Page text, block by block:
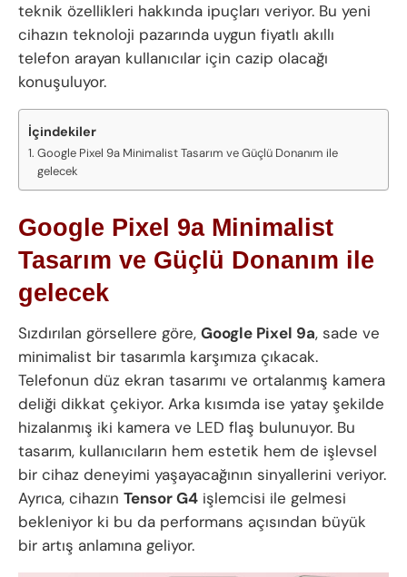
teknik özellikleri hakkında ipuçları veriyor. Bu yeni
cihazın teknoloji pazarında uygun fiyatlı akıllı
telefon arayan kullanıcılar için cazip olacağı
konuşuluyor.
İçindekiler
Google Pixel 9a Minimalist Tasarım ve Güçlü Donanım ile
gelecek
Google Pixel 9a Minimalist
Tasarım ve Güçlü Donanım ile
gelecek
Sızdırılan görsellere göre, Google Pixel 9a, sade ve
minimalist bir tasarımla karşımıza çıkacak.
Telefonun düz ekran tasarımı ve ortalanmış kamera
deliği dikkat çekiyor. Arka kısımda ise yatay şekilde
hizalanmış iki kamera ve LED flaş bulunuyor. Bu
tasarım, kullanıcıların hem estetik hem de işlevsel
bir cihaz deneyimi yaşayacağının sinyallerini veriyor.
Ayrıca, cihazın Tensor G4 işlemcisi ile gelmesi
bekleniyor ki bu da performans açısından büyük
bir artış anlamına geliyor.